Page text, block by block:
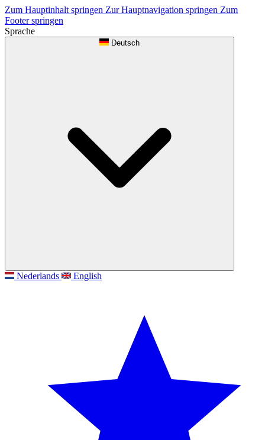
Zum Hauptinhalt springen Zur Hauptnavigation springen Zum
Footer springen
Sprache
Deutsch
Nederlands English